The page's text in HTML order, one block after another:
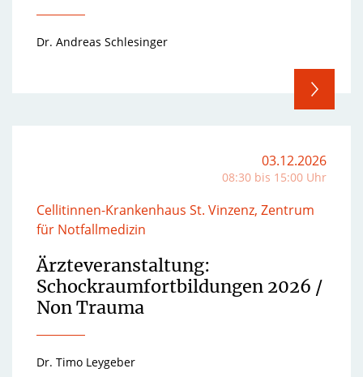
Dr. Andreas Schlesinger
Cellitinnen-Krankenhaus St. Vinzenz, Zentrum
für Notfallmedizin
Ärzteveranstaltung:
Schockraumfortbildungen 2026 /
Non Trauma
Dr. Timo Leygeber
03.12.2026
08:30 bis 15:00 Uhr